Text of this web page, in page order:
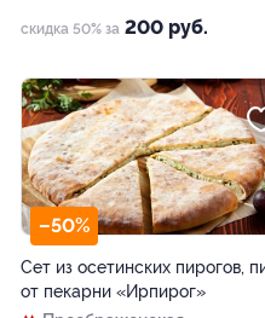
скидка 50% за 200 руб.
–50%
Сет из осетинских пирогов,
от пекарни «Ирпирог»